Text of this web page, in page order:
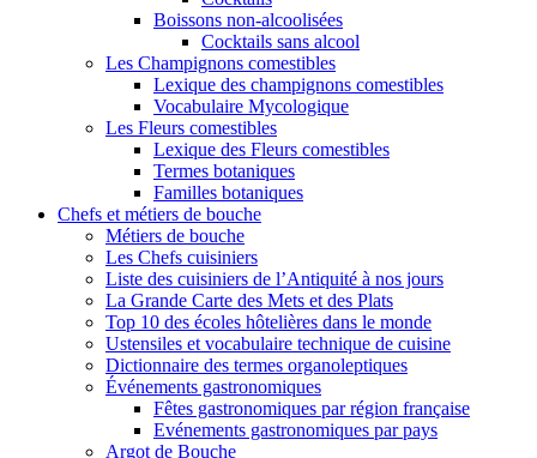
Boissons non-alcoolisées
Cocktails sans alcool
Les Champignons comestibles
Lexique des champignons comestibles
Vocabulaire Mycologique
Les Fleurs comestibles
Lexique des Fleurs comestibles
Termes botaniques
Familles botaniques
Chefs et métiers de bouche
Métiers de bouche
Les Chefs cuisiniers
Liste des cuisiniers de l’Antiquité à nos jours
La Grande Carte des Mets et des Plats
Top 10 des écoles hôtelières dans le monde
Ustensiles et vocabulaire technique de cuisine
Dictionnaire des termes organoleptiques
Événements gastronomiques
Fêtes gastronomiques par région française
Evénements gastronomiques par pays
Argot de Bouche